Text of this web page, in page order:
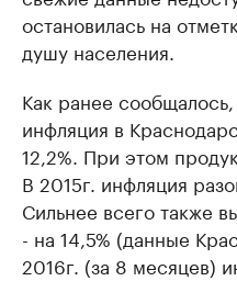
остановилась на
душу населения.
Как ранее
инфляция в
12,2%. При этом
В 2015г. инфляция
Сильнее всего также
- на 14,5% (данные
2016г. (за 8 месяцев)